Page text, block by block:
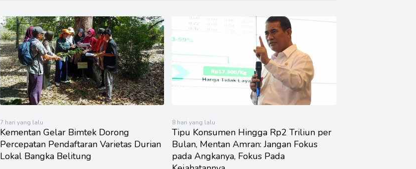
7 hari yang lalu
Kementan Gelar Bimtek Dorong
Percepatan Pendaftaran Varietas Durian
Lokal Bangka Belitung
8 hari yang lalu
Tipu Konsumen Hingga Rp2 Triliun per
Bulan, Mentan Amran: Jangan Fokus
pada Angkanya, Fokus Pada